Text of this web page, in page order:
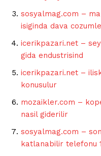
sosyalmag.com –
isiginda dava
icerikpazari.net –
gida endustrisind
icerikpazari.net –
konusulur
mozaikler.com –
nasil giderilir
sosyalmag.com –
katlanabilir telefonu